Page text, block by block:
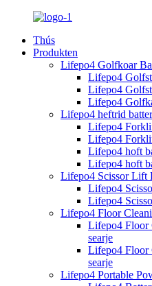
Thús
Produkten
Lifepo4 Golfkoar
Lifepo4
Lifepo4
Lifepo4
Lifepo4 heftrid
Lifepo4
Lifepo4
Lifepo4 hoft
Lifepo4 hoft
Lifepo4 Scissor Lift
Lifepo4
Lifepo4
Lifepo4 Floor
Lifepo4 Floor
searje
Lifepo4 Floor
searje
Lifepo4 Portable